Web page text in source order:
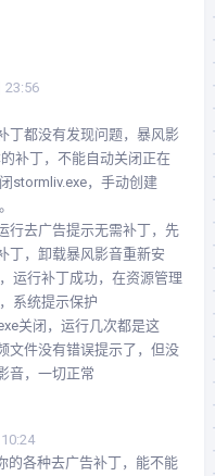
23:56
丁都没有发现问题，暴风影
补丁，不能自动关闭正在
stormliv.exe，手动创建
行去广告提示无需补丁，先
丁，卸载暴风影音重新安
运行补丁成功，在资源管理
系统提示保护
关闭，运行几次都是这
文件没有错误提示了，但没
音，一切正常
的各种去广告补丁，能不能